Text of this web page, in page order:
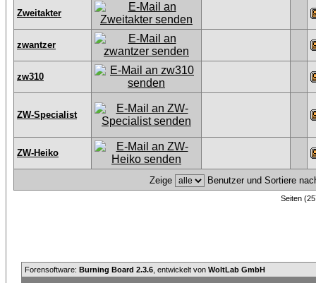
Zweitakter
zwantzer
zw310
ZW-Specialist
ZW-Heiko
Zeige Benutzer und Sortiere
Seiten
Forensoftware: Burning Board 2.3.6 , entwickelt von WoltLab GmbH